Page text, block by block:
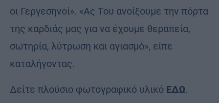
οι Γεργεσηνοί». «Ας Του ανοίξουμε την πόρτα
της καρδιάς μας για να έχουμε θεραπεία,
σωτηρία, λύτρωση και αγιασμό», είπε
καταλήγοντας.
Δείτε πλούσιο φωτογραφικό υλικό ΕΔΩ.